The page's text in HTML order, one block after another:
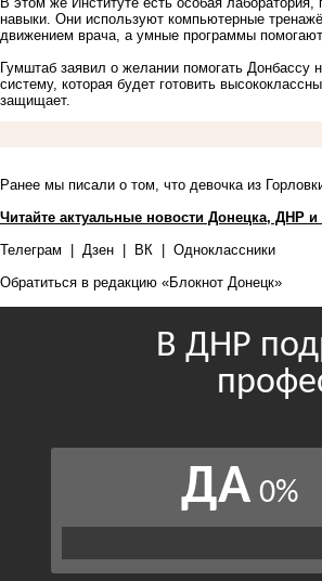
навыки. Они используют компьютерные
движением врача, а умные программы
Гумштаб заявил о желании помогать
систему, которая будет готовить
защищает.
Ранее мы писали о том, что девочка из
Читайте актуальные новости Донецка, ДНР
Телеграм
Дзен ВК
Одноклассники
Обратиться в редакцию «Блокнот Донецк»